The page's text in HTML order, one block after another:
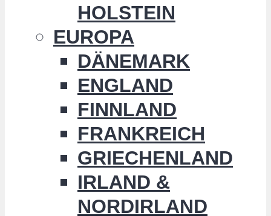
HOLSTEIN
EUROPA
DÄNEMARK
ENGLAND
FINNLAND
FRANKREICH
GRIECHENLAND
IRLAND &
NORDIRLAND